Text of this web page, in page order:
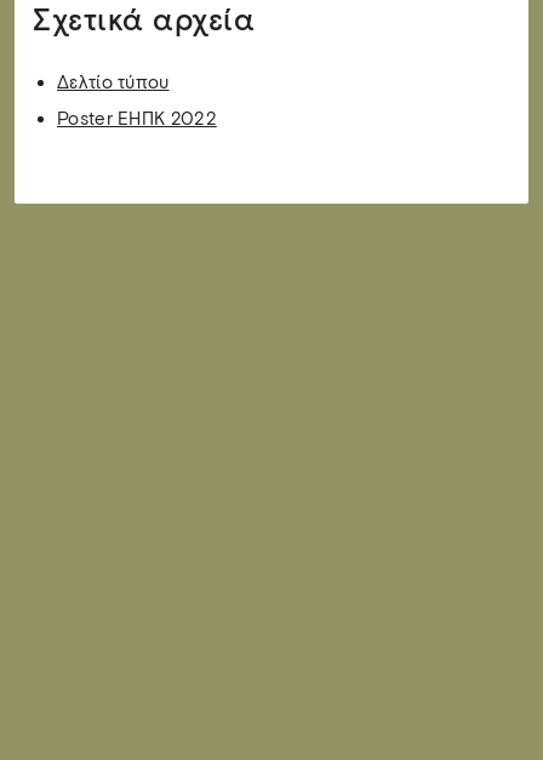
Σχετικά αρχεία
Δελτίο τύπου
Poster ΕΗΠΚ 2022